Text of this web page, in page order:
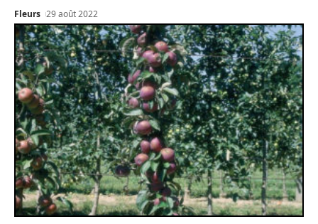
Fleurs 29 août 2022